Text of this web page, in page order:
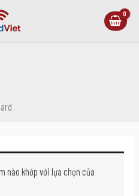
nào khớp với lựa chọn của